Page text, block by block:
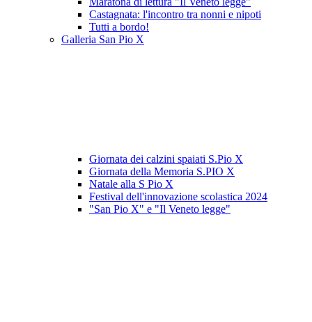
Castagnata: l'incontro tra nonni e nipoti
Tutti a bordo!
Galleria San Pio X
Giornata dei calzini spaiati S.Pio X
Giornata della Memoria S.PIO X
Natale alla S Pio X
Festival dell'innovazione scolastica 2024
"San Pio X" e "Il Veneto legge"